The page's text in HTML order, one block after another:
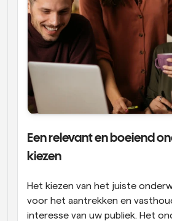
Een relevant en boeiend
kiezen
Het kiezen van het juiste
voor het aantrekken en
interesse van uw publiek. Het